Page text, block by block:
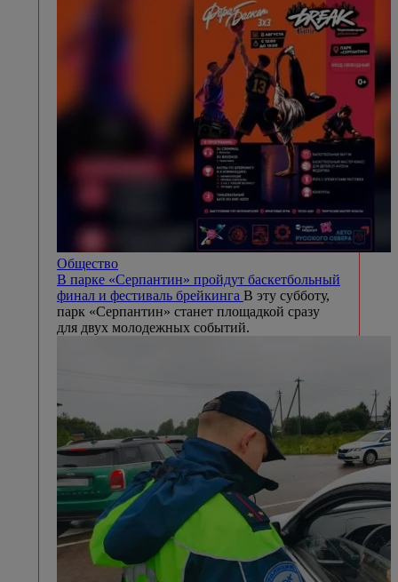
Общество
В парке «Серпантин» пройдут баскетбольный
финал и фестиваль брейкинга В эту субботу,
парк «Серпантин» станет площадкой сразу
для двух молодежных событий.